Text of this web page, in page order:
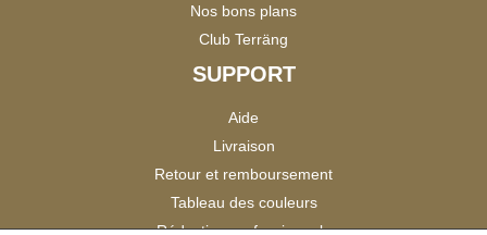
Nos bons plans
Club Terräng
SUPPORT
Aide
Livraison
Retour et remboursement
Tableau des couleurs
Réduction professionnels